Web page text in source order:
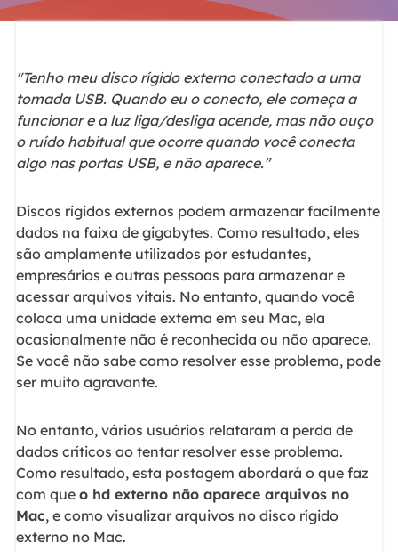
"Tenho meu disco rígido externo conectado a uma
tomada USB. Quando eu o conecto, ele começa a
funcionar e a luz liga/desliga acende, mas não ouço
o ruído habitual que ocorre quando você conecta
algo nas portas USB, e não aparece."
Discos rígidos externos podem armazenar facilmente
dados na faixa de gigabytes. Como resultado, eles
são amplamente utilizados por estudantes,
empresários e outras pessoas para armazenar e
acessar arquivos vitais. No entanto, quando você
coloca uma unidade externa em seu Mac, ela
ocasionalmente não é reconhecida ou não aparece.
Se você não sabe como resolver esse problema, pode
ser muito agravante.
No entanto, vários usuários relataram a perda de
dados críticos ao tentar resolver esse problema.
Como resultado, esta postagem abordará o que faz
com que o hd externo não aparece arquivos no
Mac, e como visualizar arquivos no disco rígido
externo no Mac.